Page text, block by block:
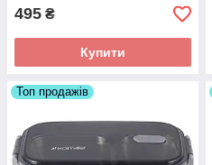
495 ₴
Купити
Топ продажів